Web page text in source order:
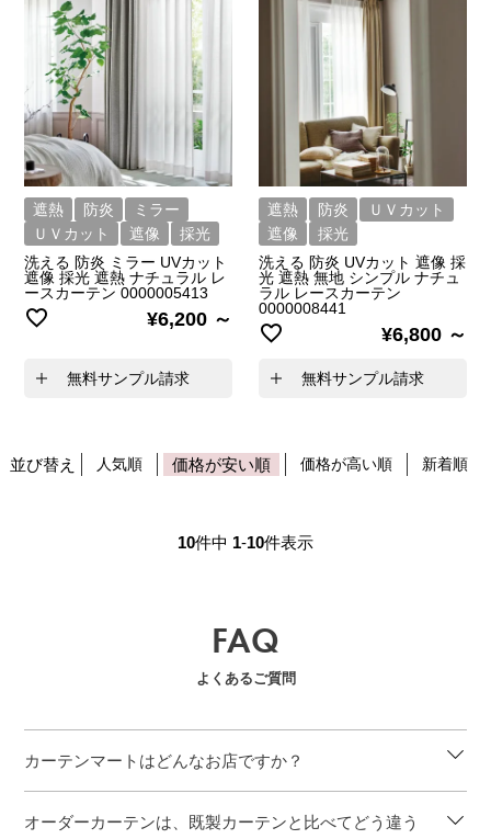
遮熱 防炎
ミラー
ＵＶカット
遮像
採光
洗える 防炎 ミラー UVカット
遮像 採光 遮熱 ナチュラル レ
ースカーテン 0000005413
¥6,200
無料サンプル請求
遮熱 防炎
ＵＶカット
遮像
採光
洗える 防炎 UVカット 遮像 採
光 遮熱 無地 シンプル ナチュ
ラル レースカーテン
0000008441
¥6,800
無料サンプル請求
並び替え 人気順 価格が安い順 価格が高い順 新着順
10件中 1-10件表示
FAQ
よくあるご質問
カーテンマートはどんなお店ですか？
オーダーカーテンは、既製カーテンと比べてどう違う